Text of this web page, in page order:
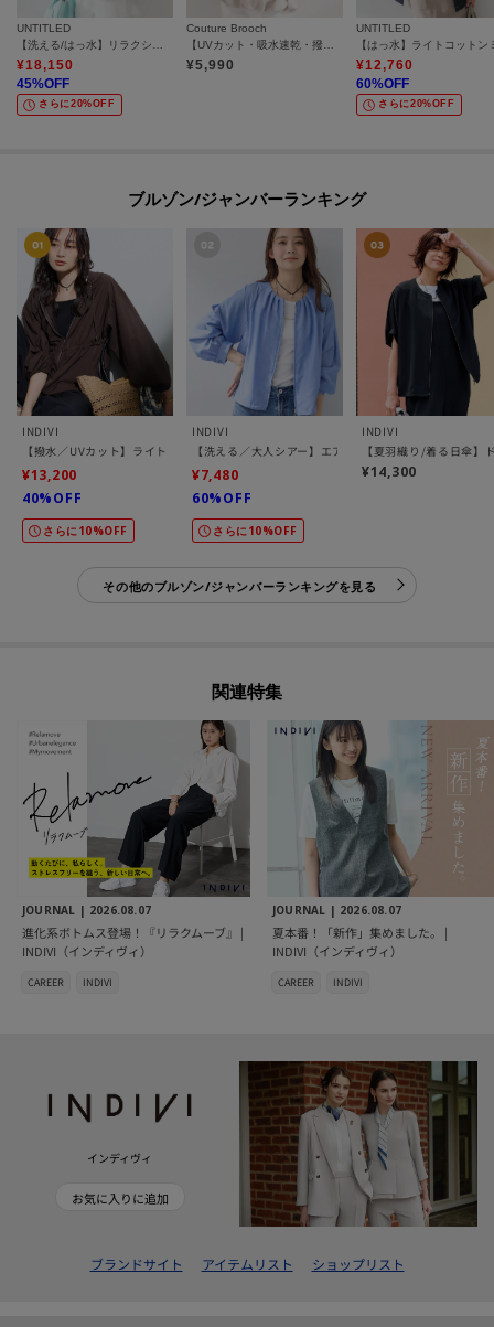
UNTITLED
【洗える/はっ水】リラクシーマウンテンパーカー
¥18,150
45%OFF
さらに20%OFF
Couture Brooch
【UVカット・吸水速乾・撥水加工】フリル ラッシュガード
¥5,990
UNTITLED
¥12,760
60%OFF
さらに20%OFF
ブルゾン/ジャンバーランキング
INDIVI
【撥水／UVカット】ライトフーディーブルゾン
¥13,200
40%OFF
さらに10%OFF
INDIVI
【洗える／大人シアー】エアリー バルーンブルゾン
¥7,480
60%OFF
さらに10%OFF
INDIVI
【夏羽織り/着る日傘】
¥14,300
その他のブルゾン/ジャンバーランキングを見る
関連特集
JOURNAL | 2026.08.07
進化系ボトムス登場！『リラクムーブ』 |
INDIVI（インディヴィ）
CAREER INDIVI
JOURNAL | 2026.08.07
夏本番！「新作」集めました。 |
INDIVI（インディヴィ）
CAREER INDIVI
インディヴィ
お気に入りに追加
ブランドサイト アイテムリスト ショップリスト